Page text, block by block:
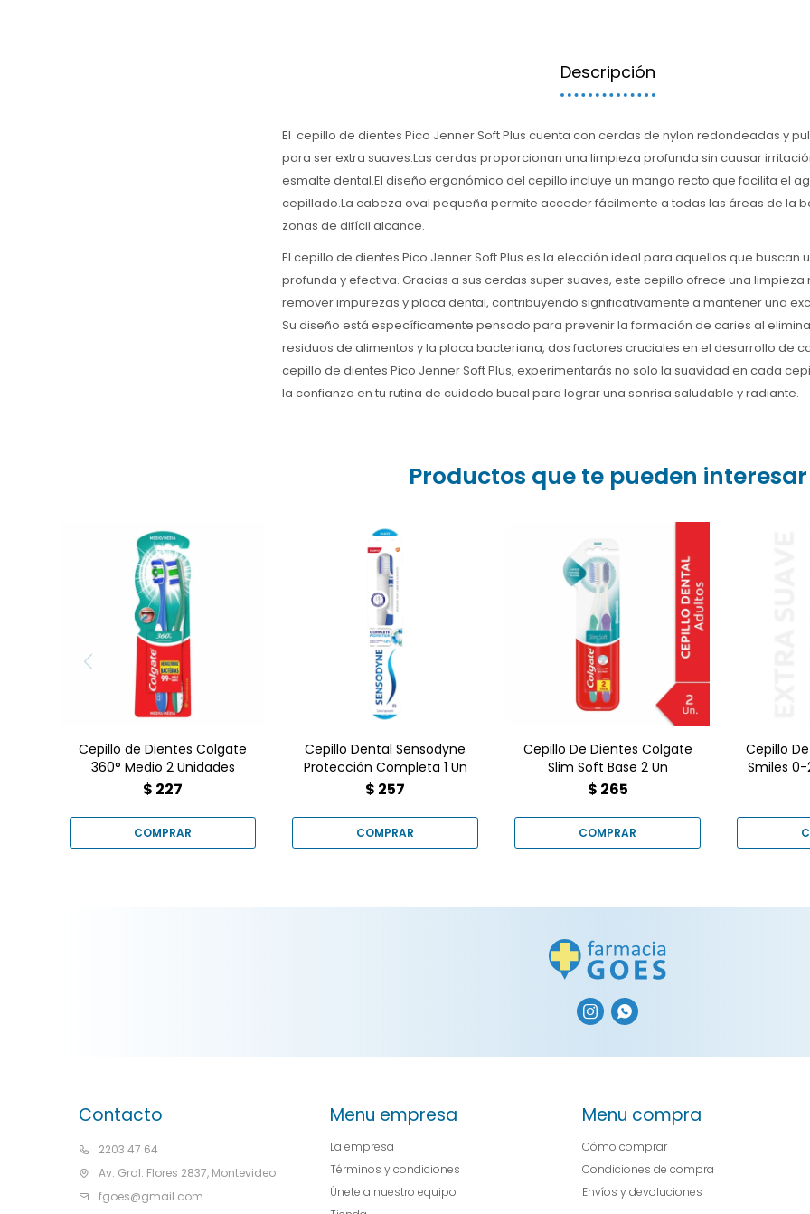
Descripción
El cepillo de dientes Pico Jenner Soft Plus cuenta con cerdas de nylon redondeadas y
para ser extra suaves.Las cerdas proporcionan una limpieza profunda sin causar
esmalte dental.El diseño ergonómico del cepillo incluye un mango recto que facilita el
cepillado.La cabeza oval pequeña permite acceder fácilmente a todas las áreas de la
zonas de difícil alcance.
El cepillo de dientes Pico Jenner Soft Plus es la elección ideal para aquellos que buscan
profunda y efectiva. Gracias a sus cerdas super suaves, este cepillo ofrece una limpieza
remover impurezas y placa dental, contribuyendo significativamente a mantener una
Su diseño está específicamente pensado para prevenir la formación de caries al
residuos de alimentos y la placa bacteriana, dos factores cruciales en el desarrollo de
cepillo de dientes Pico Jenner Soft Plus, experimentarás no solo la suavidad en cada
la confianza en tu rutina de cuidado bucal para lograr una sonrisa saludable y radiante.
Productos que te pueden interesar
Pack de 2 cepillos
dentales Colgate 360°
Limpieza Completa
(Cerdas Medias).
Diseñado para una
higiene integral de
dientes, lengua, mejillas y
encías, eliminando hasta
un 96% más de bacterias
en comparación con un
Cepillo de Dientes Colgate
360° Medio 2 Unidades
$ 227
El Cepillo Dental
Sensodyne Protección
Completa es una
herramienta de higiene
oral diseñada
específicamente para
personas con sensibilidad
dental, ofreciendo una
limpieza profunda sin
maltratar las encías
Cepillo Dental Sensodyne
Protección Completa 1 Un
$ 257
Cepillo de Dientes Colgate
Slim Soft Twinpack (2
unidades). Limpieza
profunda y delicada a lo
largo de la línea de las
encías y entre los dientes,
gracias a sus cerdas con
puntas ultra finas.
Cepillo De Dientes Colgate
Slim Soft Base 2 Un
$ 265
Smiles
para
de
Cuenta
para
y
Cepillo
Smiles 0-
 
Contacto
2203 47 64
Av. Gral. Flores 2837, Montevideo
fgoes@gmail.com
Menu empresa
La empresa
Términos y condiciones
Únete a nuestro equipo
Menu compra
Cómo comprar
Condiciones de compra
Envíos y devoluciones